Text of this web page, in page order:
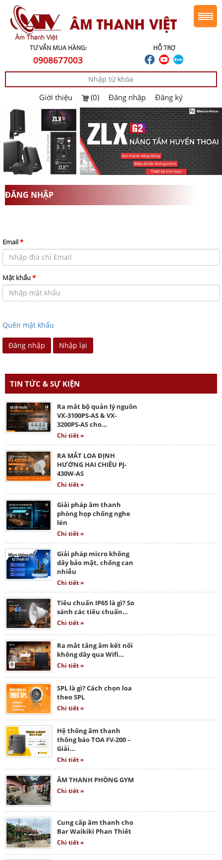
HỖ TRỢ
TƯ VẤN MUA HÀNG:
0908677003
Giới thiệu (0) Đăng nhập Đăng ký
ĐĂNG NHẬP
Email*
Mật khẩu*
Quên mật khẩu
Đăng nhập Nhập lại
TIN TỨC & SỰ KIỆN
Ra mắt bộ quản lý nguồn
VX-3100PS-AS & VX-
3200PS-AS cho…
Chi tiết »
RA MẮT LOA ĐỊNH
HƯỚNG HAI CHIỀU PJ-
430W-AS
Chi tiết »
Giải pháp âm thanh
phòng họp chống nghe
lén
Chi tiết »
Giải pháp micro không
dây bảo mật, chống can
nhiễu
Chi tiết »
Tiêu chuẩn IP65 là gì? So
sánh các tiêu chuẩn…
Chi tiết »
Ra mắt tăng âm kết nối
không dây qua Wifi…
Chi tiết »
SPL là gì? Cách chọn loa
theo SPL
Chi tiết »
Hệ thống âm thanh
thông báo TOA FV-200 –
Giải…
Chi tiết »
ÂM THANH PHÒNG GYM
Chi tiết »
Cung cấp âm thanh cho
Bar Waikiki Phan Thiết
Chi tiết »